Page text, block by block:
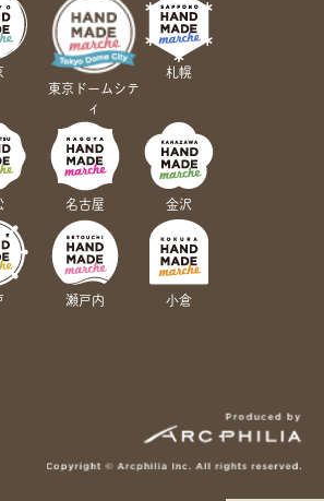
東京ドームシテ
ィ
札幌
名古屋 金沢
瀬戸内 小倉